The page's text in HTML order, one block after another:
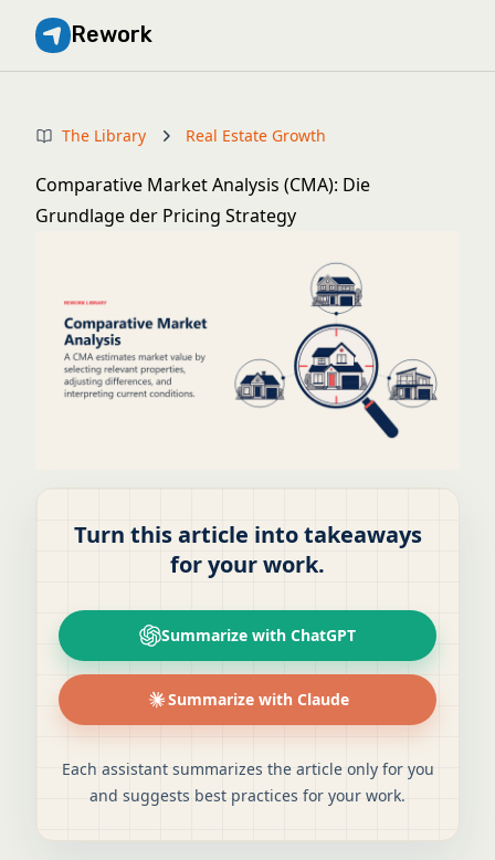
Rework
The Library Real Estate Growth
Comparative Market Analysis (CMA): Die
Grundlage der Pricing Strategy
Turn this article into takeaways
for your work.
Summarize with ChatGPT
Summarize with Claude
Each assistant summarizes the article only for you
and suggests best practices for your work.